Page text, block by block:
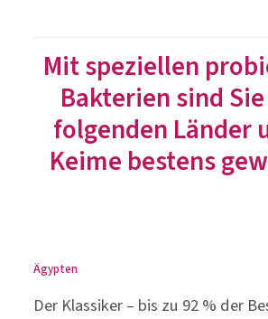
Mit speziellen
Bakterien sind
folgenden Länder
Keime bestens
Ägypten
Der Klassiker – bis zu 92 % der